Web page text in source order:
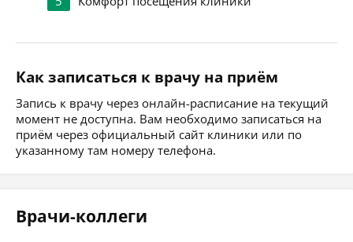
Как записаться к врачу на приём
Запись к врачу через онлайн-расписание на текущий
момент не доступна. Вам необходимо записаться на
приём через официальный сайт клиники или по
указанному там номеру телефона.
Врачи-коллеги